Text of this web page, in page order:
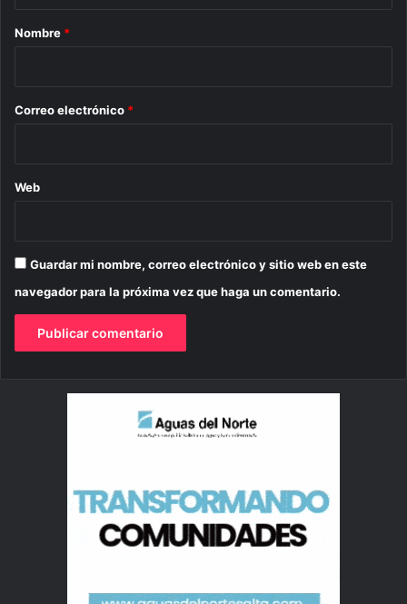
r
*
Nombre *
Correo electrónico *
Web
Guardar mi nombre, correo electrónico y sitio web en este
navegador para la próxima vez que haga un comentario.